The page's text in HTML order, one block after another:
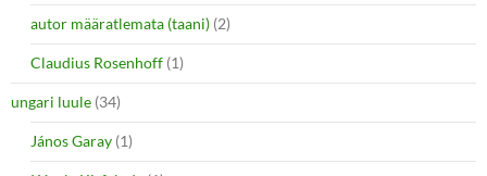
autor määratlemata (taani) (2)
Claudius Rosenhoff (1)
ungari luule (34)
János Garay (1)